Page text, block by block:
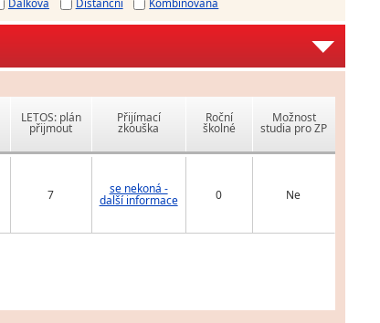
Dálková Distanční Kombinovaná
LETOS: plán
přijmout
Přijímací
zkouška
Roční
školné
Možnost
studia pro ZP
7 se nekoná -
další informace 0 Ne